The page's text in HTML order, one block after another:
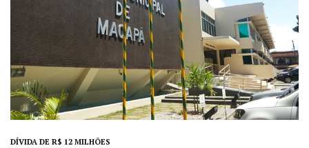
DÍVIDA DE R$ 12 MILHÕES